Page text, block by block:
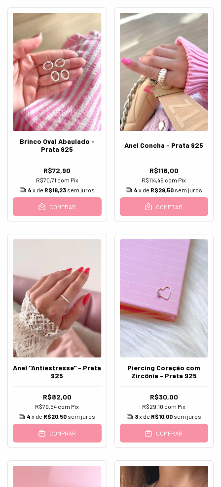
Brinco Oval Abaulado -
Prata 925
R$72,90
R$70,71 com Pix
4 x de R$18,23 sem juros
COMPRAR
Anel Concha - Prata 925
R$118,00
R$114,46 com Pix
4 x de R$29,50 sem juros
COMPRAR
Anel "Antiestresse" - Prata
925
R$82,00
R$79,54 com Pix
4 x de R$20,50 sem juros
COMPRAR
Piercing Coração com
Zircônia - Prata 925
R$30,00
R$29,10 com Pix
3x de R$10,00 sem juros
COMPRAR